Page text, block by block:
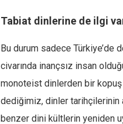
Tabiat dinlerine de ilgi
Bu durum sadece Türkiye’de
civarında inançsız insan
monoteist dinlerden bir
dediğimiz, dinler tarihçilerinin
benzer dini kültlerin yeniden